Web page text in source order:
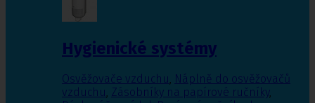
Hygienické systémy
Osvěžovače vzduchu, Náplně do osvěžovačů
vzduchu, Zásobníky na papírové ručníky,